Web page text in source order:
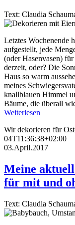
Text: Claudia
Letztes Wochenende
aufgestellt, jede
(oder Hasenvasen)
derzeit, oder? Die
Haus so warm
meines
knallblauen Himmel
Bäume, die überall
Weiterlesen
Wir dekorieren für
04T11:36:38+02:00
03.April.2017
Meine
für mit und
Text: Claudia